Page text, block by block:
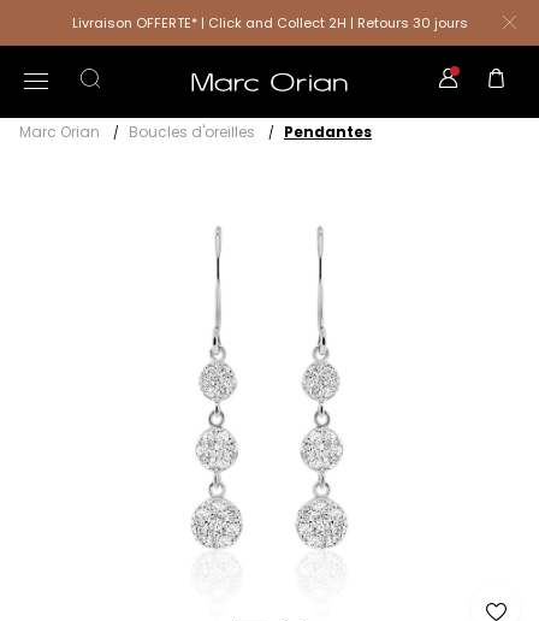
Livraison OFFERTE* | Click and Collect 2H | Retours 30 jours
Marc Orian Boucles d'oreilles Pendantes